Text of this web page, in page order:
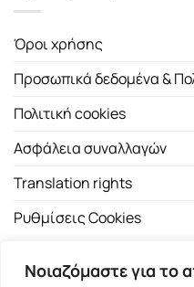
Νοιαζόμαστε για το
Όροι χρήσης
Προσωπικά δεδομένα &
Πολιτική cookies
Ασφάλεια συναλλαγών
Translation rights
Ρυθμίσεις Cookies